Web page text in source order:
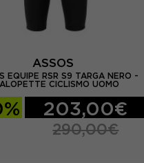
ASSOS
EQUIPE RSR S9 TARGA NERO -
CICLISMO UOMO
203,00€
290,00€